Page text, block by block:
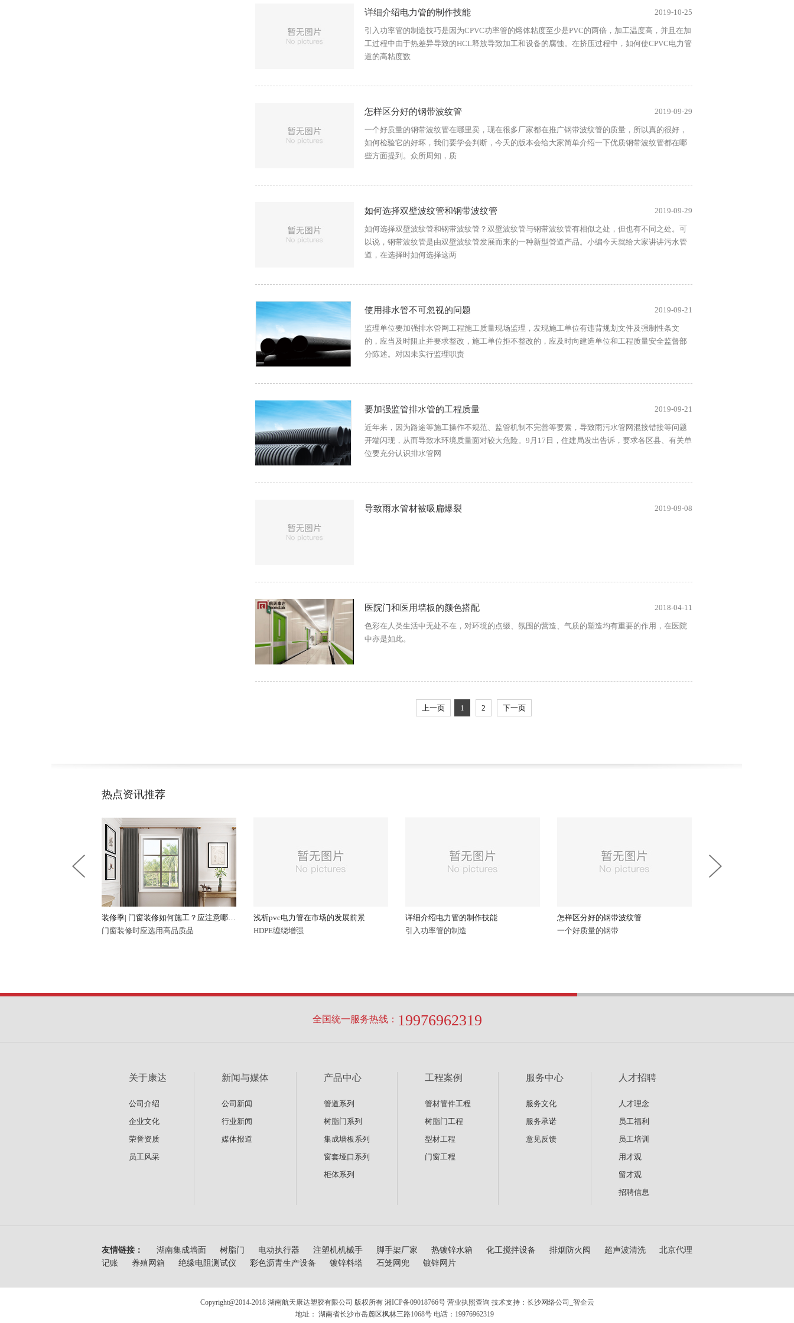
详细介绍电力管的制作技能 2019-10-25
引入功率管的制造技巧是因为CPVC功率管的熔体粘度至少是PVC的两倍，加工温度高，并且在加
工过程中由于热差异导致的HCL释放导致加工和设备的腐蚀。在挤压过程中，如何使CPVC电力管
道的高粘度数
怎样区分好的钢带波纹管 2019-09-29
一个好质量的钢带波纹管在哪里卖，现在很多厂家都在推广钢带波纹管的质量，所以真的很好，
如何检验它的好坏，我们要学会判断，今天的版本会给大家简单介绍一下优质钢带波纹管都在哪
些方面提到。众所周知，质
如何选择双壁波纹管和钢带波纹管 2019-09-29
如何选择双壁波纹管和钢带波纹管？双壁波纹管与钢带波纹管有相似之处，但也有不同之处。可
以说，钢带波纹管是由双壁波纹管发展而来的一种新型管道产品。小编今天就给大家讲讲污水管
道，在选择时如何选择这两
使用排水管不可忽视的问题 2019-09-21
监理单位要加强排水管网工程施工质量现场监理，发现施工单位有违背规划文件及强制性条文
的，应当及时阻止并要求整改，施工单位拒不整改的，应及时向建造单位和工程质量安全监督部
分陈述。对因未实行监理职责
要加强监管排水管的工程质量 2019-09-21
近年来，因为路途等施工操作不规范、监管机制不完善等要素，导致雨污水管网混接错接等问题
开端闪现，从而导致水环境质量面对较大危险。9月17日，住建局发出告诉，要求各区县、有关单
位要充分认识排水管网
导致雨水管材被吸扁爆裂 2019-09-08
医院门和医用墙板的颜色搭配 2018-04-11
色彩在人类生活中无处不在，对环境的点缀、氛围的营造、气质的塑造均有重要的作用，在医院
中亦是如此。
上一页 1 2 下一页
热点资讯推荐
装修季| 门窗装修如何施工？应注意哪些事项？
门窗装修时应选用高品质品
浅析pvc电力管在市场的发展前景
详细介绍电力管的制作技能
引入功率管的制造
怎样区分好的钢带波纹管
一个好质量的钢带
全国统一服务热线： 19976962319
关于康达
公司介绍
企业文化
荣誉资质
员工风采
新闻与媒体
公司新闻
行业新闻
媒体报道
产品中心
管道系列
树脂门系列
集成墙板系列
窗套垭口系列
柜体系列
工程案例
管材管件工程
树脂门工程
型材工程
门窗工程
服务中心
服务文化
服务承诺
意见反馈
人才招聘
人才理念
员工福利
员工培训
用才观
留才观
招聘信息
友情链接： 湖南集成墙面 树脂门 电动执行器 注塑机机械手 脚手架厂家 热镀锌水箱 化工搅拌设备 排烟防火阀 超声波清洗
北京代理
记账
养殖网箱 绝缘电阻测试仪 彩色沥青生产设备 镀锌料塔 石笼网兜 镀锌网片
Copyright@2014-2018 湖南航天康达塑胶有限公司 版权所有 湘ICP备09018766号 营业执照查询 技术支持： 长沙网络公司_智企云
地址： 湖南省长沙市岳麓区枫林三路1068号 电话：19976962319